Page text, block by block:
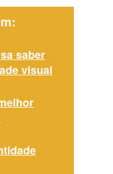
saber
visual